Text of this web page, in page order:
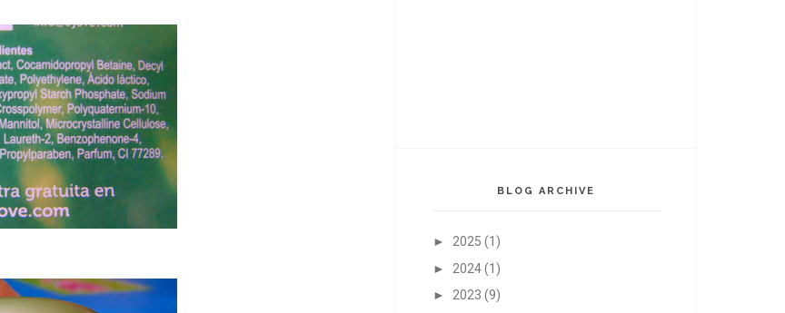
BLOG ARCHIVE
► 2025 (1)
► 2024(1)
► 2023 (9)